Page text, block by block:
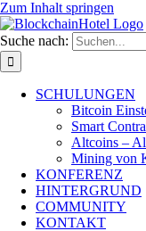
Zum Inhalt springen
Suche nach:
SCHULUNGEN
Bitcoin
Smart
Altcoins –
Mining von
KONFERENZ
HINTERGRUND
COMMUNITY
KONTAKT